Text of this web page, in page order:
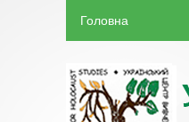
Головна